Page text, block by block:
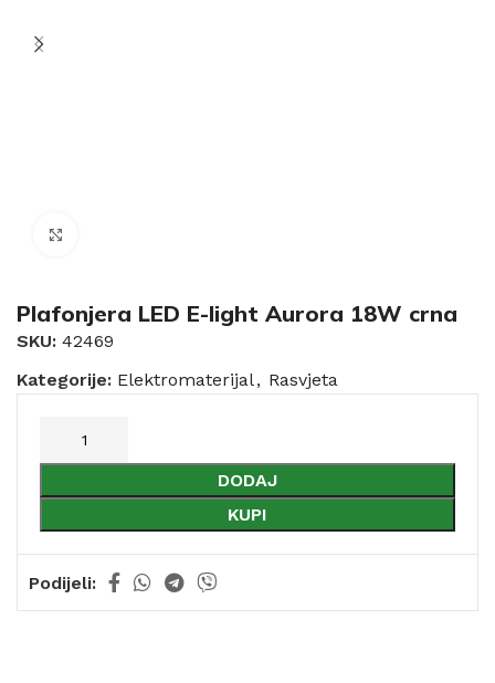
Plafonjera LED E-light Aurora 18W crna
SKU: 42469
Kategorije: Elektromaterijal, Rasvjeta
DODAJ
KUPI
Podijeli: